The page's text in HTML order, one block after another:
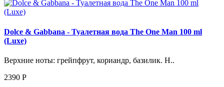
Dolce & Gabbana - Туалетная вода The One Man 100 ml
(Luxe)
Верхние ноты: грейпфрут, кориандр, базилик. Н..
2390 Р